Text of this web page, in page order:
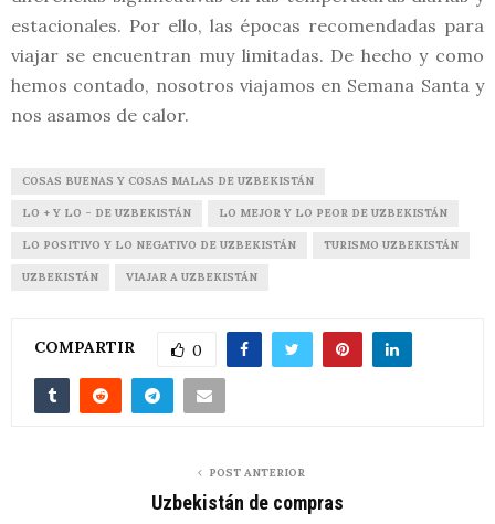
estacionales. Por ello, las épocas recomendadas para
viajar se encuentran muy limitadas. De hecho y como
hemos contado, nosotros viajamos en Semana Santa y
nos asamos de calor.
COSAS BUENAS Y COSAS MALAS DE UZBEKISTÁN
LO + Y LO - DE UZBEKISTÁN LO MEJOR Y LO PEOR DE UZBEKISTÁN
LO POSITIVO Y LO NEGATIVO DE UZBEKISTÁN TURISMO UZBEKISTÁN
UZBEKISTÁN VIAJAR A UZBEKISTÁN
COMPARTIR 0
POST ANTERIOR
Uzbekistán de compras